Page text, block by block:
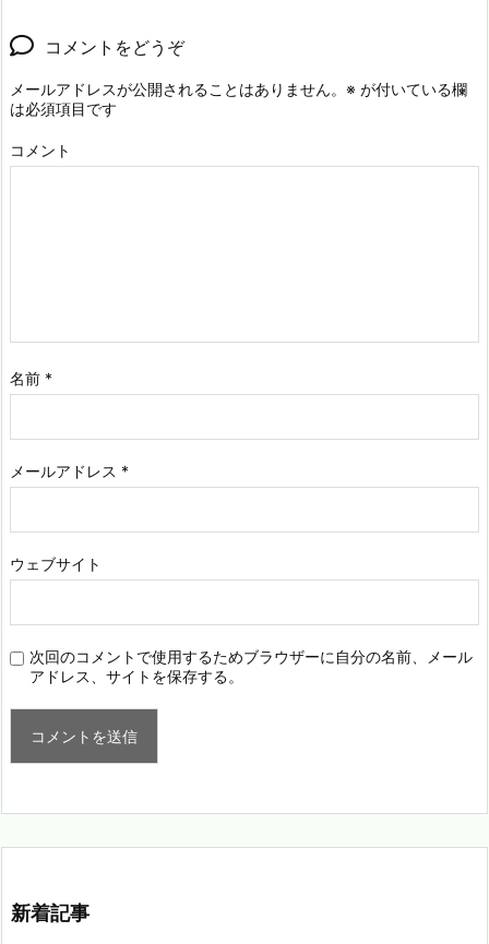
コメントをどうぞ
メールアドレスが公開されることはありません。 ※ が付いている欄
は必須項目です
コメント
名前 *
メールアドレス *
ウェブサイト
次回のコメントで使用するためブラウザーに自分の名前、メール
アドレス、サイトを保存する。
新着記事